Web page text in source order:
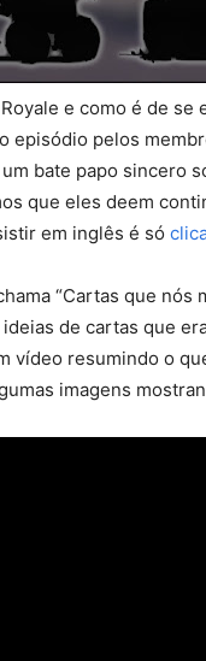
e como é de
episódio pelos
bate papo sincero
que eles deem
em inglês é só
“Cartas que nós
de cartas que
vídeo resumindo o
imagens